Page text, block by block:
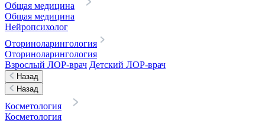
Общая медицина
Общая медицина
Нейропсихолог
Оториноларингология
Оториноларингология
Взрослый ЛОР-врач Детский ЛОР-врач
Назад
Назад
Косметология
Косметология